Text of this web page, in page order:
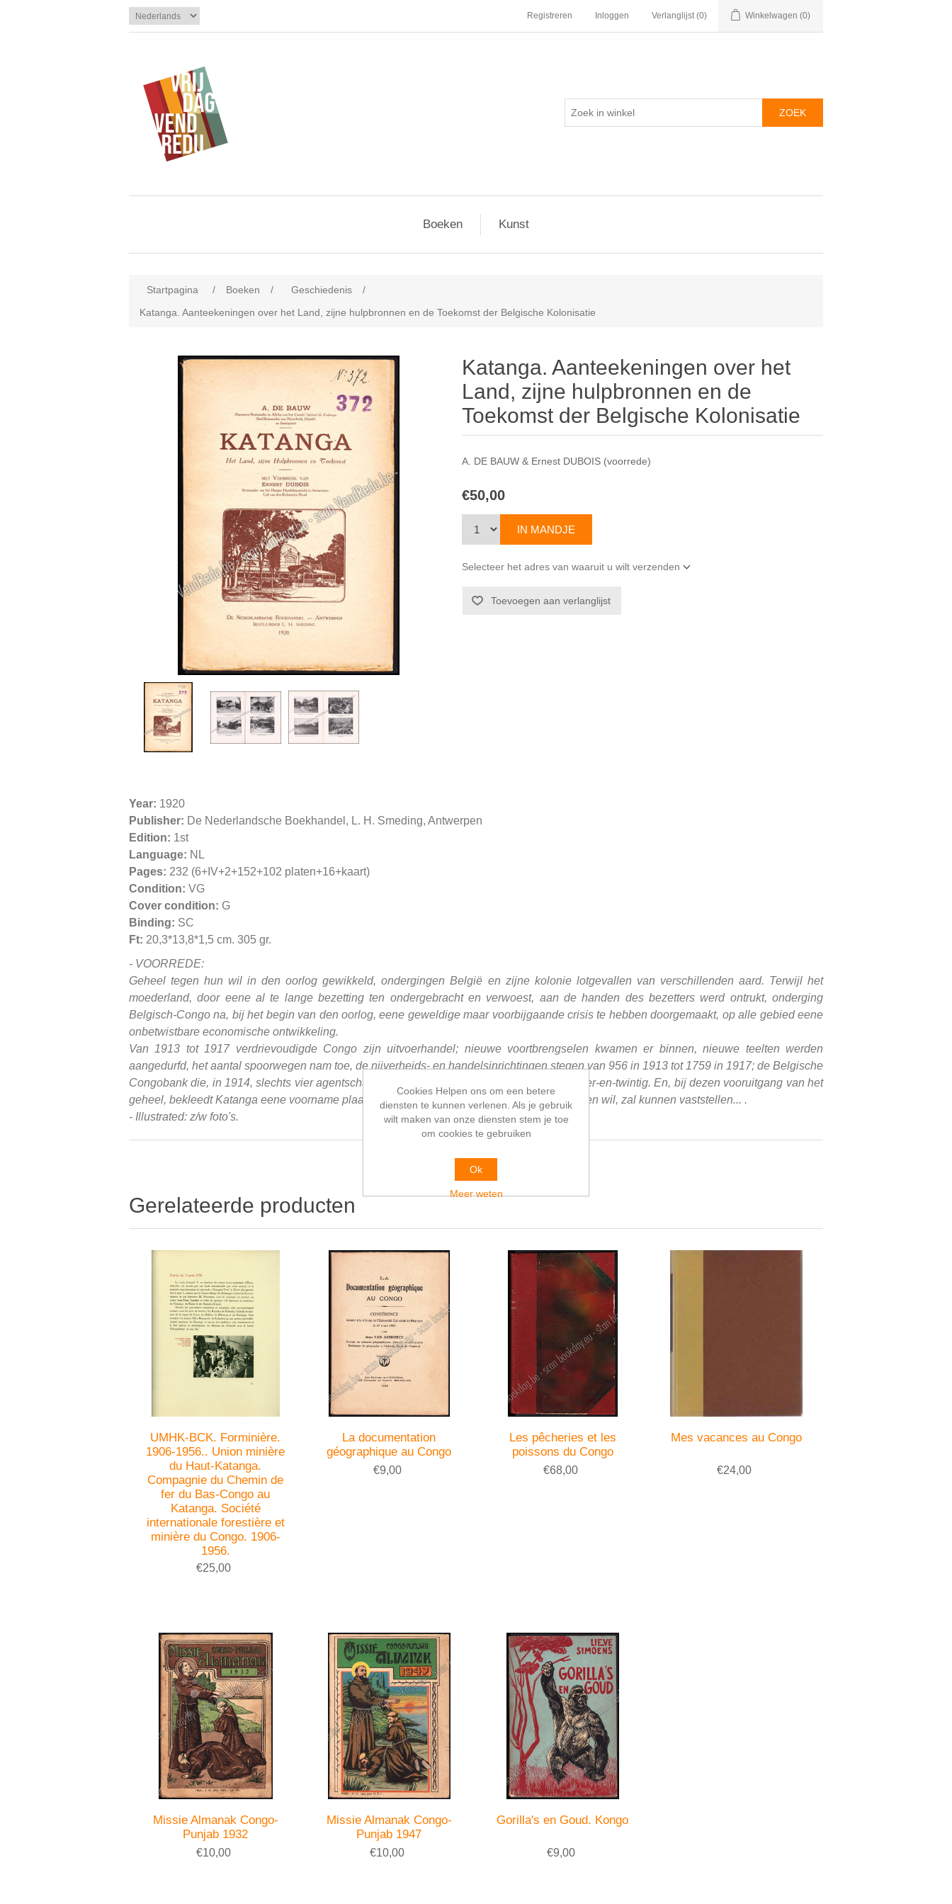
Registreren Inloggen Verlanglijst (0) Winkelwagen (0)
Boeken Kunst
Startpagina / Boeken / Geschiedenis
/
Katanga. Aanteekeningen over het Land, zijne hulpbronnen en de Toekomst der Belgische Kolonisatie
Katanga. Aanteekeningen over het
Land, zijne hulpbronnen en de
Toekomst der Belgische Kolonisatie
A. DE BAUW & Ernest DUBOIS (voorrede)
€50,00
Selecteer het adres van waaruit u wilt verzenden
Year: 1920
Publisher: De Nederlandsche Boekhandel, L. H. Smeding, Antwerpen
Edition: 1st
Language: NL
Pages: 232 (6+IV+2+152+102 platen+16+kaart)
Condition: VG
Cover condition: G
Binding: SC
Ft: 20,3*13,8*1,5 cm. 305 gr.
- VOORREDE:
Geheel tegen hun wil in den oorlog gewikkeld, ondergingen België en zijne kolonie lotgevallen van verschillenden aard. Terwijl het
moederland, door eene al te lange bezetting ten ondergebracht en verwoest, aan de handen des bezetters werd ontrukt, onderging
Belgisch-Congo na, bij het begin van den oorlog, eene geweldige maar voorbijgaande crisis te hebben doorgemaakt, op alle gebied eene
onbetwistbare economische ontwikkeling.
Van 1913 tot 1917 verdrievoudigde Congo zijn uitvoerhandel; nieuwe voortbrengselen kwamen er binnen, nieuwe teelten werden
aangedurfd, het aantal spoorwegen nam toe, de nijverheids- en handelsinrichtingen stegen van 956 in 1913 tot 1759 in 1917; de Belgische
Congobank die, in 1914, slechts vier agentschappen in de kolonie had, bestuurt er thans vier-en-twintig. En, bij dezen vooruitgang van het
geheel, bekleedt Katanga eene voorname plaats, wat iedere lezer die dit boekje doorbladeren wil, zal kunnen vaststellen... .
- Illustrated: z/w foto's.
Gerelateerde producten
UMHK-BCK. Forminière.
1906-1956.. Union minière
du Haut-Katanga.
Compagnie du Chemin de
fer du Bas-Congo au
Katanga. Société
internationale forestière et
minière du Congo. 1906-
1956.
€25,00
La documentation
géographique au Congo
€9,00
Les pêcheries et les
poissons du Congo
€68,00
Mes vacances au Congo
€24,00
Missie Almanak Congo-
Punjab 1932
€10,00
Missie Almanak Congo-
Punjab 1947
€10,00
Gorilla's en Goud. Kongo
€9,00
Cookies Helpen ons om een betere
diensten te kunnen verlenen. Als je gebruik
wilt maken van onze diensten stem je toe
om cookies te gebruiken
Ok
Meer weten